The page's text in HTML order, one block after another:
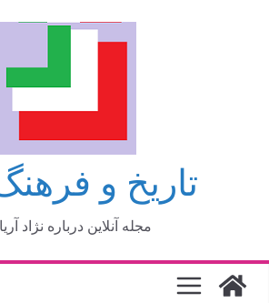
تاریخ و
مجله آنلاین درباره نژاد